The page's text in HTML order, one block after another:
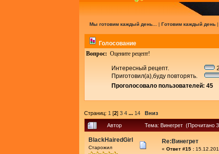
Мы готовим каждый день... | Готовим каждый день
Голосование
Вопрос: Оцените рецепт!
Интересный рецепт.
Приготовил(а),буду повторять.
Проголосовало пользователей: 45
Страниц: 1 [2] 3 4 ... 14 Вниз
Автор Тема: Винегрет (Прочитано
BlackHairedGirl
Старожил
Re:Винегрет
« Ответ #15 :